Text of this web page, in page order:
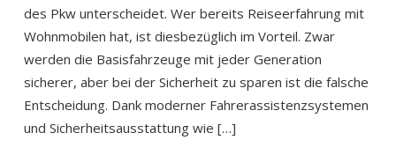
des Pkw unterscheidet. Wer bereits Reiseerfahrung mit
Wohnmobilen hat, ist diesbezüglich im Vorteil. Zwar
werden die Basisfahrzeuge mit jeder Generation
sicherer, aber bei der Sicherheit zu sparen ist die falsche
Entscheidung. Dank moderner Fahrerassistenzsystemen
und Sicherheitsausstattung wie […]